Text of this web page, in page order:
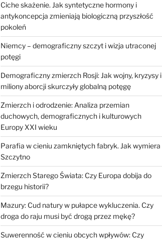
Ciche skażenie. Jak syntetyczne hormony i
antykoncepcja zmieniają biologiczną przyszłość
pokoleń
Niemcy – demograficzny szczyt i wizja utraconej
potęgi
Demograficzny zmierzch Rosji: Jak wojny, kryzysy i
miliony aborcji skurczyły globalną potęgę
Zmierzch i odrodzenie: Analiza przemian
duchowych, demograficznych i kulturowych
Europy XXI wieku
Parafia w cieniu zamkniętych fabryk. Jak wymiera
Szczytno
Zmierzch Starego Świata: Czy Europa dobija do
brzegu historii?
Mazury: Cud natury w pułapce wykluczenia. Czy
droga do raju musi być drogą przez mękę?
Suwerenność w cieniu obcych wpływów: Czy